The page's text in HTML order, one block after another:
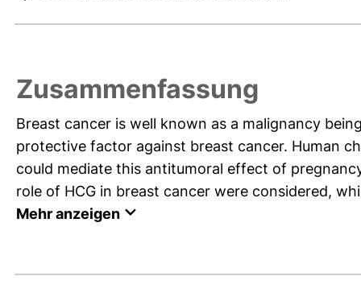
Zusammenfassung
Breast cancer is well known as a malignancy
protective factor against breast cancer. Human
could mediate this antitumoral effect of
role of HCG in breast cancer were considered,
Mehr anzeigen